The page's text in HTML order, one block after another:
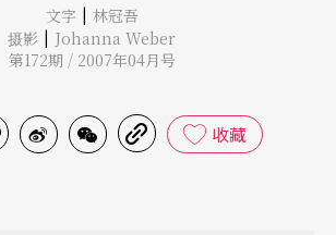
文字 | 林冠吾
摄影 | Johanna Weber
第172期 / 2007年04月号
收藏